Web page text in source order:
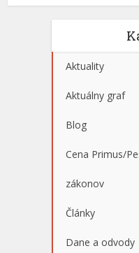
Aktuality
Aktuálny graf
Blog
Cena Primus/
zákonov
Články
Dane a odvody